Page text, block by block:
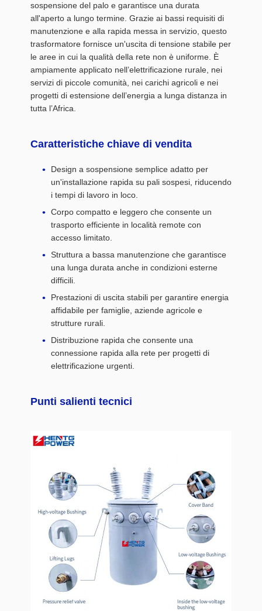
sospensione del palo e garantisce una durata
all'aperto a lungo termine. Grazie ai bassi requisiti di
manutenzione e alla rapida messa in servizio, questo
trasformatore fornisce un'uscita di tensione stabile per
le aree in cui la qualità della rete non è uniforme. È
ampiamente applicato nell’elettrificazione rurale, nei
servizi di piccole comunità, nei carichi agricoli e nei
progetti di estensione dell’energia a lunga distanza in
tutta l’Africa.
Caratteristiche chiave di vendita
Design a sospensione semplice adatto per
un'installazione rapida su pali sospesi, riducendo
i tempi di lavoro in loco.
Corpo compatto e leggero che consente un
trasporto efficiente in località remote con
accesso limitato.
Struttura a bassa manutenzione che garantisce
una lunga durata anche in condizioni esterne
difficili.
Prestazioni di uscita stabili per garantire energia
affidabile per famiglie, aziende agricole e
strutture rurali.
Distribuzione rapida che consente una
connessione rapida alla rete per progetti di
elettrificazione urgenti.
Punti salienti tecnici